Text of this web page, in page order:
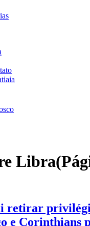
Libra
retirar
e Corinthians